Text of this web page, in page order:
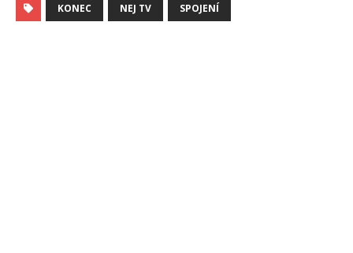
KONEC NEJ TV SPOJENÍ